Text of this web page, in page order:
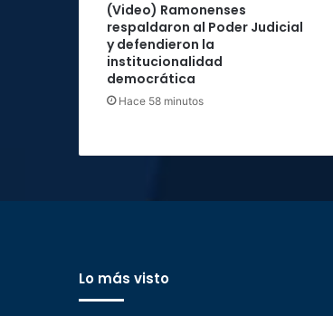
(Video) Ramonenses
respaldaron al Poder Judicial
y defendieron la
institucionalidad
democrática
Hace 58 minutos
Lo más visto